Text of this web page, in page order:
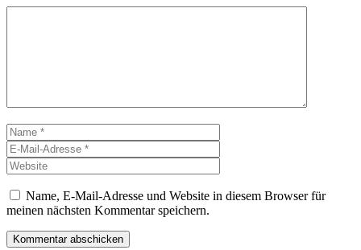
Name
Mail-
Adresse
Name, E-Mail-Adresse und Website in diesem Browser für
meinen nächsten Kommentar speichern.